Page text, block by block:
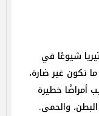
شيوعًا في
تكون غير ضارة،
أمراضًا خطيرة
والحمى.